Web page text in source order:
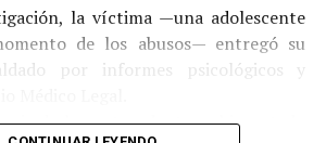
la víctima —una adolescente
de los abusos— entregó su
por informes psicológicos y
de los antecedentes, el imputado